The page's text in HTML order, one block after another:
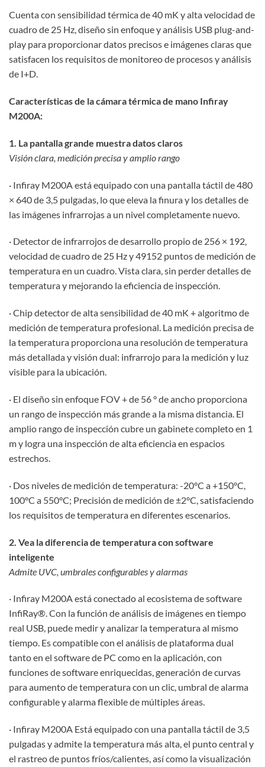
Cuenta con sensibilidad térmica de 40 mK y alta velocidad de
cuadro de 25 Hz, diseño sin enfoque y análisis USB plug-and-
play para proporcionar datos precisos e imágenes claras que
satisfacen los requisitos de monitoreo de procesos y análisis
de I+D.
Características de la cámara térmica de mano Infiray
M200A:
1. La pantalla grande muestra datos claros
Visión clara, medición precisa y amplio rango
· Infiray M200A está equipado con una pantalla táctil de 480
× 640 de 3,5 pulgadas, lo que eleva la finura y los detalles de
las imágenes infrarrojas a un nivel completamente nuevo.
· Detector de infrarrojos de desarrollo propio de 256 × 192,
velocidad de cuadro de 25 Hz y 49152 puntos de medición de
temperatura en un cuadro. Vista clara, sin perder detalles de
temperatura y mejorando la eficiencia de inspección.
· Chip detector de alta sensibilidad de 40 mK + algoritmo de
medición de temperatura profesional. La medición precisa de
la temperatura proporciona una resolución de temperatura
más detallada y visión dual: infrarrojo para la medición y luz
visible para la ubicación.
· El diseño sin enfoque FOV + de 56 ° de ancho proporciona
un rango de inspección más grande a la misma distancia. El
amplio rango de inspección cubre un gabinete completo en 1
m y logra una inspección de alta eficiencia en espacios
estrechos.
· Dos niveles de medición de temperatura: -20°C a +150°C,
100°C a 550°C; Precisión de medición de ±2°C, satisfaciendo
los requisitos de temperatura en diferentes escenarios.
2. Vea la diferencia de temperatura con software
inteligente
Admite UVC, umbrales configurables y alarmas
· Infiray M200A está conectado al ecosistema de software
InfiRay®. Con la función de análisis de imágenes en tiempo
real USB, puede medir y analizar la temperatura al mismo
tiempo. Es compatible con el análisis de plataforma dual
tanto en el software de PC como en la aplicación, con
funciones de software enriquecidas, generación de curvas
para aumento de temperatura con un clic, umbral de alarma
configurable y alarma flexible de múltiples áreas.
· Infiray M200A Está equipado con una pantalla táctil de 3,5
pulgadas y admite la temperatura más alta, el punto central y
el rastreo de puntos fríos/calientes, así como la visualización